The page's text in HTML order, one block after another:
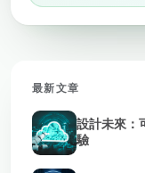
最新文章
設計未來：
驗